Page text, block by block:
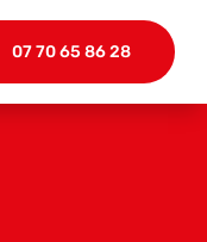
07 70 65 86 28